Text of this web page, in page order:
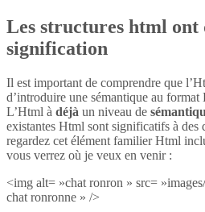
Les structures html ont
signification
Il est important de comprendre que
d’introduire une sémantique au
L’Html à déjà un niveau de
existantes Html sont significatifs à des
regardez cet élément familier Html
vous verrez où je veux en venir :
<img alt= »chat ronron » src=
chat ronronne » />